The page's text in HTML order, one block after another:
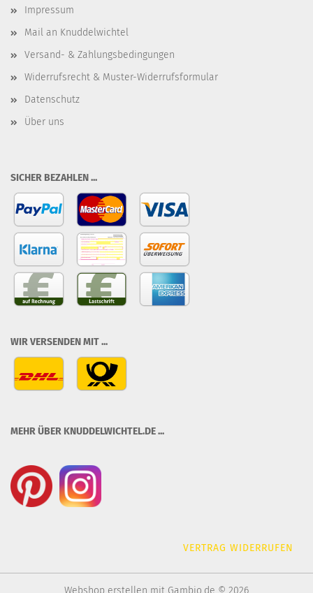
Impressum
Mail an Knuddelwichtel
Versand- & Zahlungsbedingungen
Widerrufsrecht & Muster-Widerrufsformular
Datenschutz
Über uns
SICHER BEZAHLEN ...
WIR VERSENDEN MIT ...
MEHR ÜBER KNUDDELWICHTEL.DE ...
VERTRAG WIDERRUFEN
Webshop erstellen mit Gambio.de © 2026